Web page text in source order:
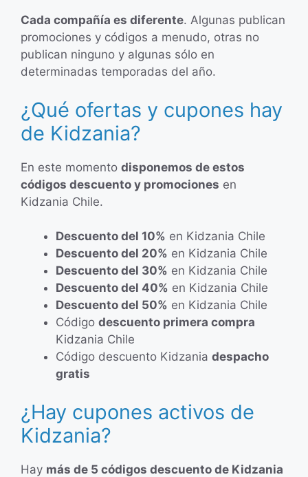
Cada compañía es diferente. Algunas publican
promociones y códigos a menudo, otras no
publican ninguno y algunas sólo en
determinadas temporadas del año.
¿Qué ofertas y cupones hay
de Kidzania?
En este momento disponemos de estos
códigos descuento y promociones en
Kidzania Chile.
Descuento del 10% en Kidzania Chile
Descuento del 20% en Kidzania Chile
Descuento del 30% en Kidzania Chile
Descuento del 40% en Kidzania Chile
Descuento del 50% en Kidzania Chile
Código descuento primera compra
Kidzania Chile
Código descuento Kidzania despacho
gratis
¿Hay cupones activos de
Kidzania?
Hay más de 5 códigos descuento de Kidzania